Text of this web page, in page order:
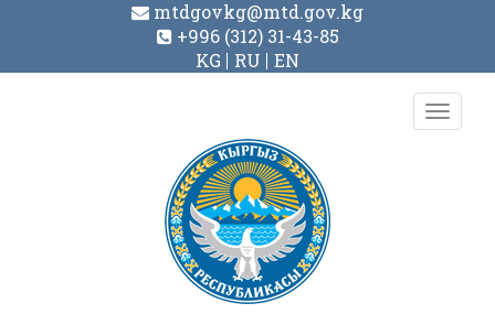
mtdgovkg@mtd.gov.kg
+996 (312) 31-43-85
KG
RU EN
Toggle